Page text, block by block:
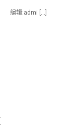
编辑:admi […]